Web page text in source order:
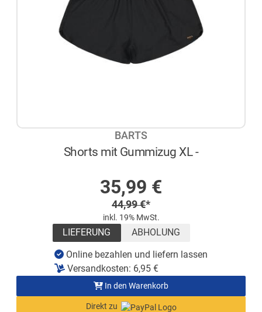
BARTS
Shorts mit Gummizug XL -
Sonderpreis
35,99 €
Regulärer Preis
44,99€*
inkl. 19% MwSt.
LIEFERUNG ABHOLUNG
Online bezahlen und liefern lassen
Versandkosten: 6,95 €
In den Warenkorb
Direkt zu